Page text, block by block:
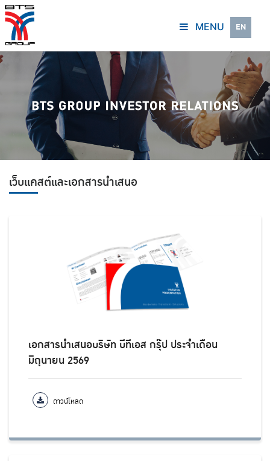
MENU EN
เว็บแคสต์และเอกสารนำเสนอ
เอกสารนำเสนอบริษัท บีทีเอส กรุ๊ป ประจำเดือน
มิถุนายน 2569
ดาวน์โหลด